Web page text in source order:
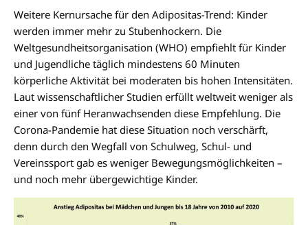
Weitere Kernursache für den Adipositas-Trend: Kinder
werden immer mehr zu Stubenhockern. Die
Weltgesundheitsorganisation (WHO) empfiehlt für Kinder
und Jugendliche täglich mindestens 60 Minuten
körperliche Aktivität bei moderaten bis hohen Intensitäten.
Laut wissenschaftlicher Studien erfüllt weltweit weniger als
einer von fünf Heranwachsenden diese Empfehlung. Die
Corona-Pandemie hat diese Situation noch verschärft,
denn durch den Wegfall von Schulweg, Schul- und
Vereinssport gab es weniger Bewegungsmöglichkeiten –
und noch mehr übergewichtige Kinder.